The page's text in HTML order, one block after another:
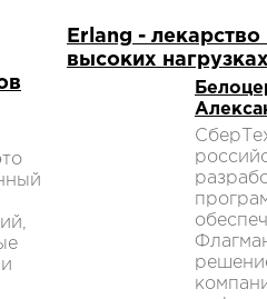
Erlang - лекарство
высоких